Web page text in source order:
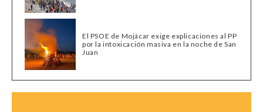
El PSOE de Mojácar exige explicaciones al PP
por la intoxicación masiva en la noche de San
Juan